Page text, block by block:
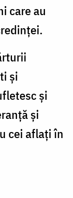
care au
și
și
și
cei aflați în